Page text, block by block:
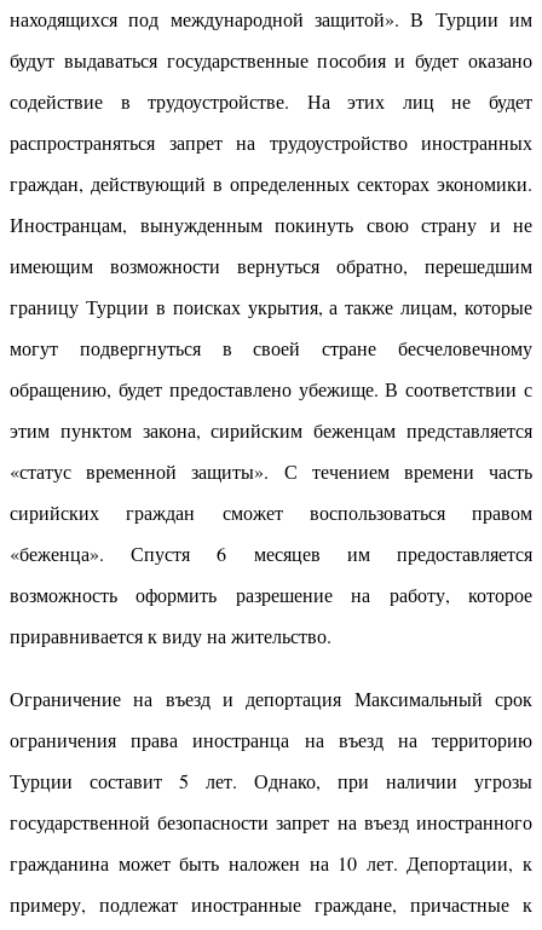
находящихся под международной защитой». В Турции им
будут выдаваться государственные пособия и будет оказано
содействие в трудоустройстве. На этих лиц не будет
распространяться запрет на трудоустройство иностранных
граждан, действующий в определенных секторах экономики.
Иностранцам, вынужденным покинуть свою страну и не
имеющим возможности вернуться обратно, перешедшим
границу Турции в поисках укрытия, а также лицам, которые
могут подвергнуться в своей стране бесчеловечному
обращению, будет предоставлено убежище. В соответствии с
этим пунктом закона, сирийским беженцам представляется
«статус временной защиты». С течением времени часть
сирийских граждан сможет воспользоваться правом
«беженца». Спустя 6 месяцев им предоставляется
возможность оформить разрешение на работу, которое
приравнивается к виду на жительство.
Ограничение на въезд и депортация Максимальный срок
ограничения права иностранца на въезд на территорию
Турции составит 5 лет. Однако, при наличии угрозы
государственной безопасности запрет на въезд иностранного
гражданина может быть наложен на 10 лет. Депортации, к
примеру, подлежат иностранные граждане, причастные к